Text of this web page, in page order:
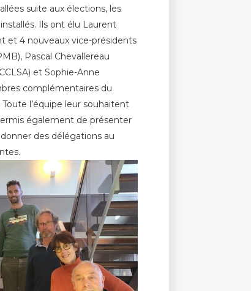
suite aux élections, les
Ils ont élu Laurent
et 4 nouveaux vice-présidents
Pascal Chevallereau
et Sophie-Anne
complémentaires du
l’équipe leur souhaitent
également de présenter
des délégations au